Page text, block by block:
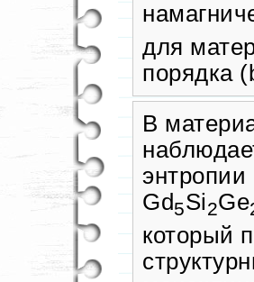
для
порядка
В
Gd5Si2Ge
который